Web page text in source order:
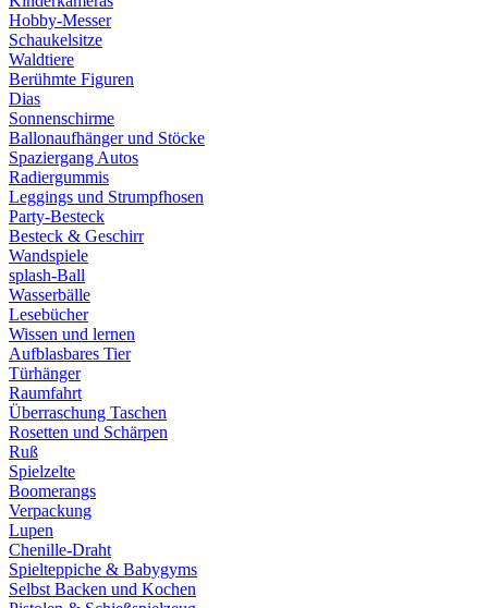
Hobby-Messer
Schaukelsitze
Waldtiere
Berühmte Figuren
Dias
Sonnenschirme
Ballonaufhänger und Stöcke
Spaziergang Autos
Radiergummis
Leggings und Strumpfhosen
Party-Besteck
Besteck & Geschirr
Wandspiele
splash-Ball
Wasserbälle
Lesebücher
Wissen und lernen
Aufblasbares Tier
Türhänger
Raumfahrt
Überraschung Taschen
Rosetten und Schärpen
Ruß
Spielzelte
Boomerangs
Verpackung
Lupen
Chenille-Draht
Spielteppiche & Babygyms
Selbst Backen und Kochen